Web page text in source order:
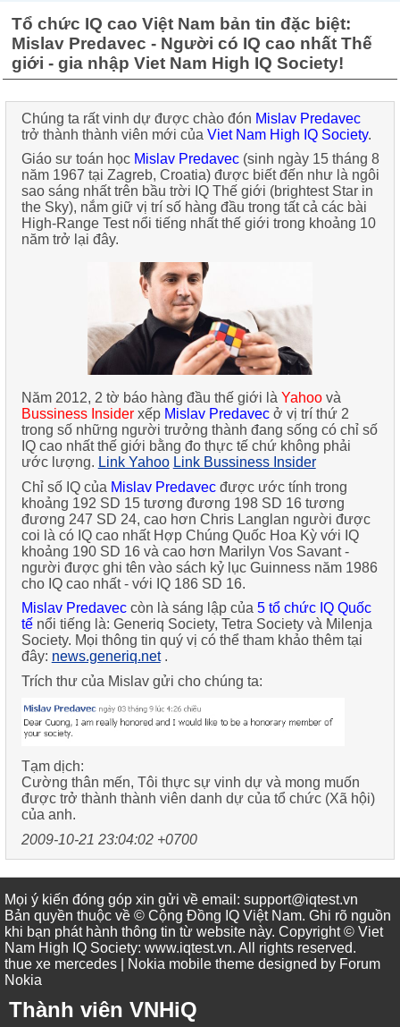
Tổ chức IQ cao Việt Nam bản tin đặc biệt:
Mislav Predavec - Người có IQ cao nhất Thế
giới - gia nhập Viet Nam High IQ Society!
Chúng ta rất vinh dự được chào đón Mislav Predavec
trở thành thành viên mới của Viet Nam High IQ Society.
Giáo sư toán học Mislav Predavec(sinh ngày 15 tháng 8
năm 1967 tại Zagreb, Croatia) được biết đến như là ngôi
sao sáng nhất trên bầu trời IQ Thế giới (brightest Star in
the Sky), nắm giữ vị trí số hàng đầu trong tất cả các bài
High-Range Test nổi tiếng nhất thế giới trong khoảng 10
năm trở lại đây.
Năm 2012, 2 tờ báo hàng đầu thế giới là Yahoovà
Bussiness Insiderxếp Mislav Predavecở vị trí thứ 2
trong số những người trưởng thành đang sống có chỉ số
IQ cao nhất thế giới bằng đo thực tế chứ không phải
ước lượng. Link Yahoo Link Bussiness Insider
Chỉ số IQ của Mislav Predavecđược ước tính trong
khoảng 192 SD 15tương đương 198 SD 16tương
đương 247 SD 24, cao hơn Chris Langlan người được
coi là có IQ cao nhất Hợp Chúng Quốc Hoa Kỳ với IQ
khoảng 190 SD 16 và cao hơn Marilyn Vos Savant-
người được ghi tên vào sách kỷ lục Guinness năm 1986
cho IQ cao nhất - với IQ 186 SD 16.
Mislav Predaveccòn là sáng lập của 5 tổ chức IQ Quốc
tếnổi tiếng là: Generiq Society, Tetra Society và Milenja
Society. Mọi thông tin quý vị có thể tham khảo thêm tại
đây: news.generiq.net.
Trích thư của Mislav gửi cho chúng ta:
Tạm dịch:
Cường thân mến, Tôi thực sự vinh dự và mong muốn
được trở thành thành viên danh dự của tổ chức (Xã hội)
của anh.
2009-10-21 23:04:02 +0700
Mọi ý kiến đóng góp xin gửi về email: support@iqtest.vn
Bản quyền thuộc về © Cộng Đồng IQ Việt Nam. Ghi rõ nguồn
khi bạn phát hành thông tin từ website này. Copyright © Viet
Nam High IQ Society: www.iqtest.vn. All rights reserved.
thue xe mercedes | Nokia mobile theme designed by Forum
Nokia
Thành viên VNHiQ